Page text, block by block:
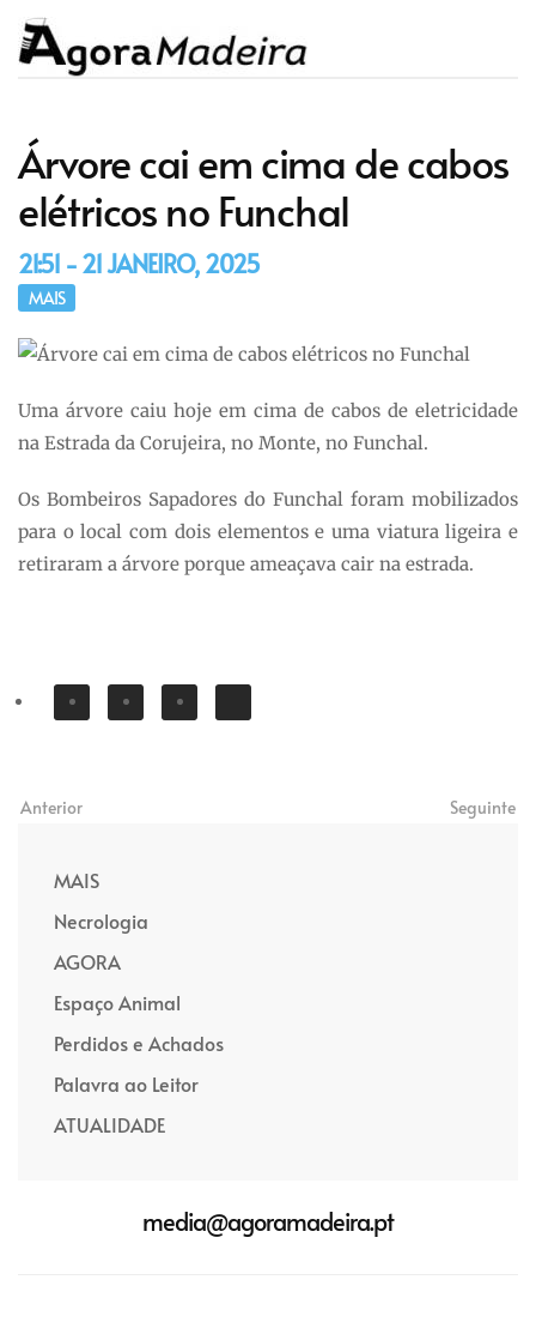
Árvore cai em cima de cabos
elétricos no Funchal
21:51 - 21 JANEIRO, 2025
MAIS
Uma árvore caiu hoje em cima de cabos de eletricidade
na Estrada da Corujeira, no Monte, no Funchal.
Os Bombeiros Sapadores do Funchal foram mobilizados
para o local com dois elementos e uma viatura ligeira e
retiraram a árvore porque ameaçava cair na estrada.
Anterior Seguinte
MAIS
Necrologia
AGORA
Espaço Animal
Perdidos e Achados
Palavra ao Leitor
ATUALIDADE
media@agoramadeira.pt